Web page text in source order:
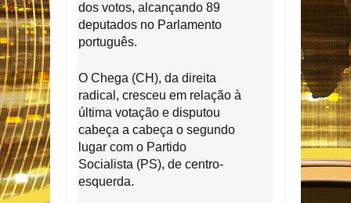
dos votos, alcançando 89
deputados no Parlamento
português.
O Chega (CH), da direita
radical, cresceu em relação à
última votação e disputou
cabeça a cabeça o segundo
lugar com o Partido
Socialista (PS), de centro-
esquerda.